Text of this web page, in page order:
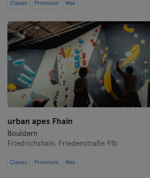
Classic Premium Max
urban apes Fhain
Bouldern
Friedrichshain, Friedenstraße 91b
Classic Premium Max
Schwerin
Siegen
Straubing
Stuttgart